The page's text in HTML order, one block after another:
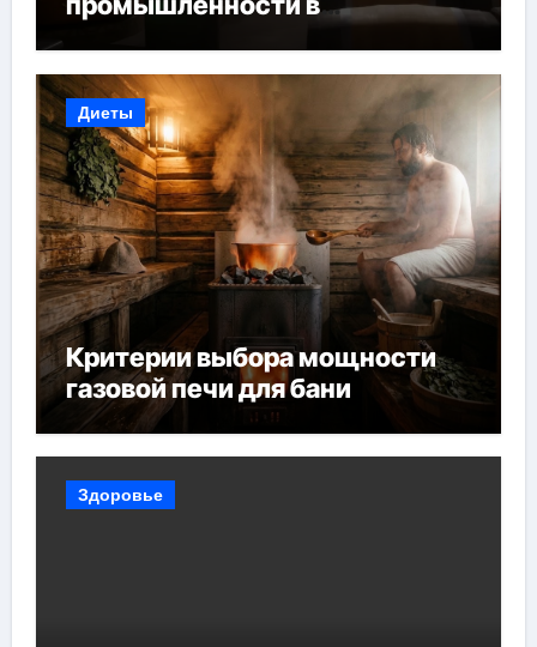
Диеты
Критерии выбора мощности
газовой печи для бани
Здоровье